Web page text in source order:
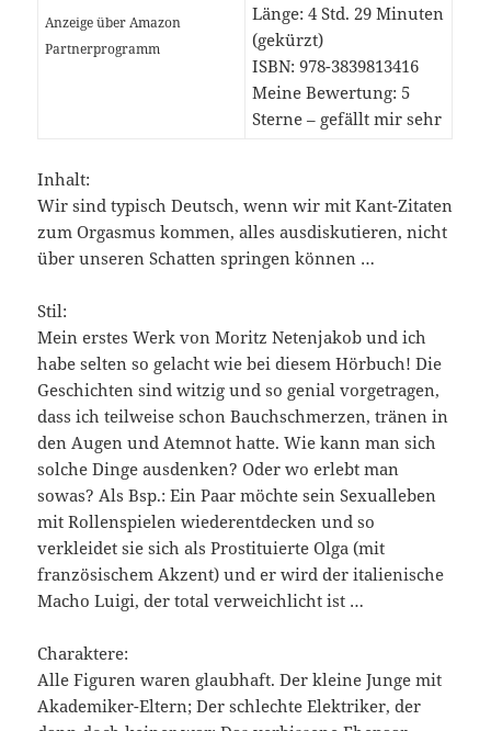
Anzeige über Amazon
Partnerprogramm
Länge: 4 Std. 29 Minuten
(gekürzt)
ISBN: 978-3839813416
Meine Bewertung: 5
Sterne – gefällt mir sehr
Inhalt:
Wir sind typisch Deutsch, wenn wir mit Kant-Zitaten
zum Orgasmus kommen, alles ausdiskutieren, nicht
über unseren Schatten springen können …
Stil:
Mein erstes Werk von Moritz Netenjakob und ich
habe selten so gelacht wie bei diesem Hörbuch! Die
Geschichten sind witzig und so genial vorgetragen,
dass ich teilweise schon Bauchschmerzen, tränen in
den Augen und Atemnot hatte. Wie kann man sich
solche Dinge ausdenken? Oder wo erlebt man
sowas? Als Bsp.: Ein Paar möchte sein Sexualleben
mit Rollenspielen wiederentdecken und so
verkleidet sie sich als Prostituierte Olga (mit
französischem Akzent) und er wird der italienische
Macho Luigi, der total verweichlicht ist …
Charaktere:
Alle Figuren waren glaubhaft. Der kleine Junge mit
Akademiker-Eltern; Der schlechte Elektriker, der